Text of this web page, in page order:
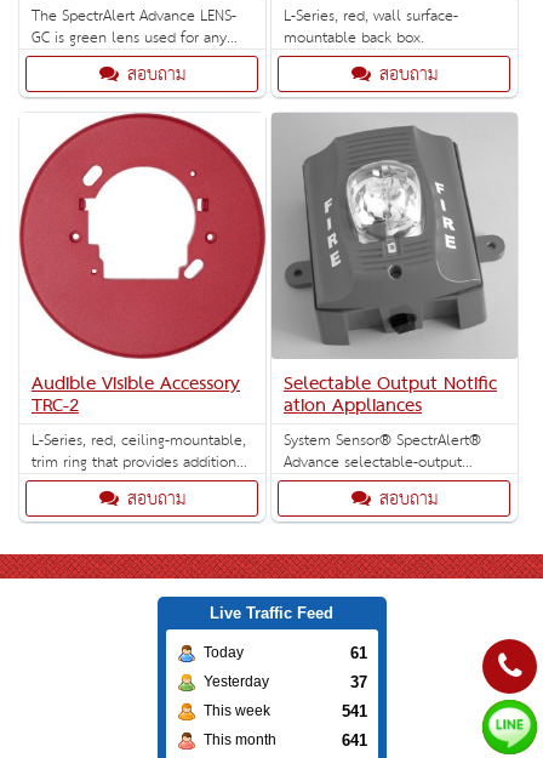
The SpectrAlert Advance LENS-
GC is green lens used for any
indoor or outdoor ceiling mount
สอบถาม
L-Series, red, wall surface-
mountable back box.
สอบถาม
Audible Visible Accessory
TRC-2
L-Series, red, ceiling-mountable,
trim ring that provides additional
space in backbox (5 per box).
สอบถาม
Selectable Output Notific
ation Appliances
System Sensor® SpectrAlert®
Advance selectable-output
horns, strobes and horn/strobes
are rich with features guaranteed
to cut installation times and
maximize profits.
สอบถาม
Live Traffic Feed
Today 61
Yesterday 37
This week 541
This month 641